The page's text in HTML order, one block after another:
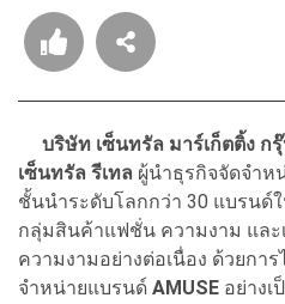
บริษัท เซ็นทรัล มาร์เก็ตติ้ง กรุ๊
เซ็นทรัล รีเทล ผู้นำธุรกิจจัดจำห
ชั้นนำระดับโลกกว่า 30 แบรนด์
กลุ่มสินค้าแฟชั่น ความงาม และ
ความงามอย่างต่อเนื่อง ด้วยกา
จำหน่ายแบรนด์ AMUSE อย่างเ